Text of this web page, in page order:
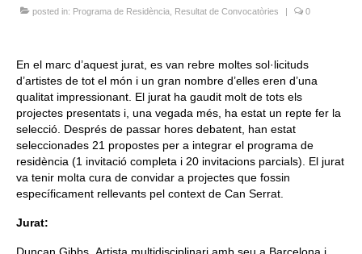
Idioma:
posted in: Programa de Residència Resultat de Convocatòries | 0
En el marc d’aquest jurat, es van rebre moltes sol·licituds
d’artistes de tot el món i un gran nombre d’elles eren d’una
qualitat impressionant. El jurat ha gaudit molt de tots els
projectes presentats i, una vegada més, ha estat un repte fer la
selecció. Després de passar hores debatent, han estat
seleccionades 21 propostes per a integrar el programa de
residència (1 invitació completa i 20 invitacions parcials). El jurat
va tenir molta cura de convidar a projectes que fossin
específicament rellevants pel context de Can Serrat.
Jurat:
Duncan Gibbs_Artista multidisciplinari amb seu a Barcelona i